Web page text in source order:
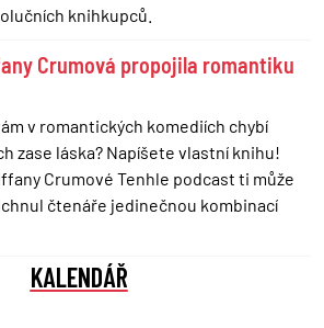
knihkupců.
Crumová propojila romantiku
v romantických komediích chybí
zase láska? Napíšete vlastní knihu!
Crumové Tenhle podcast ti může
čtenáře jedinečnou kombinací
KALENDÁŘ